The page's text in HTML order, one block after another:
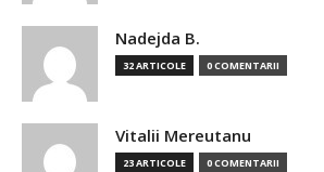
Nadejda B.
32 ARTICOLE 0 COMENTARII
Vitalii Mereutanu
23 ARTICOLE 0 COMENTARII